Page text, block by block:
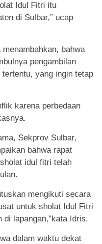
Idul Fitri itu
di Sulbar,” ucap
bahwa
pengambilan
yang ingin tetap
karena perbedaan
Sekprov Sulbar,
bahwa rapat
idul fitri telah
mengikuti secara
untuk sholat Idul Fitri
lapangan,”kata Idris.
dalam waktu dekat